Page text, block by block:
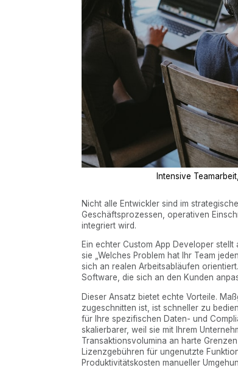
Intensive
Nicht alle Entwickler sind im
Geschäftsprozessen, operativen
integriert wird.
Ein echter Custom App Developer
sie „Welches Problem hat Ihr Team
sich an realen Arbeitsabläufen
Software, die sich an den Kunden
Dieser Ansatz bietet echte Vorteile.
zugeschnitten ist, ist schneller zu
für Ihre spezifischen Daten- und
skalierbarer, weil sie mit Ihrem
Transaktionsvolumina an harte
Lizenzgebühren für ungenutzte
Produktivitätskosten manueller